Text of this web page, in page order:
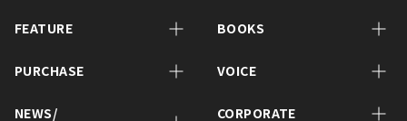
FEATURE BOOKS
PURCHASE VOICE
NEWS/ CORPORATE